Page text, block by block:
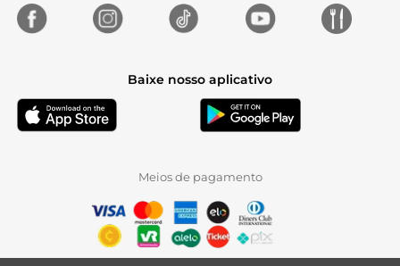
Baixe nosso aplicativo
Meios de pagamento